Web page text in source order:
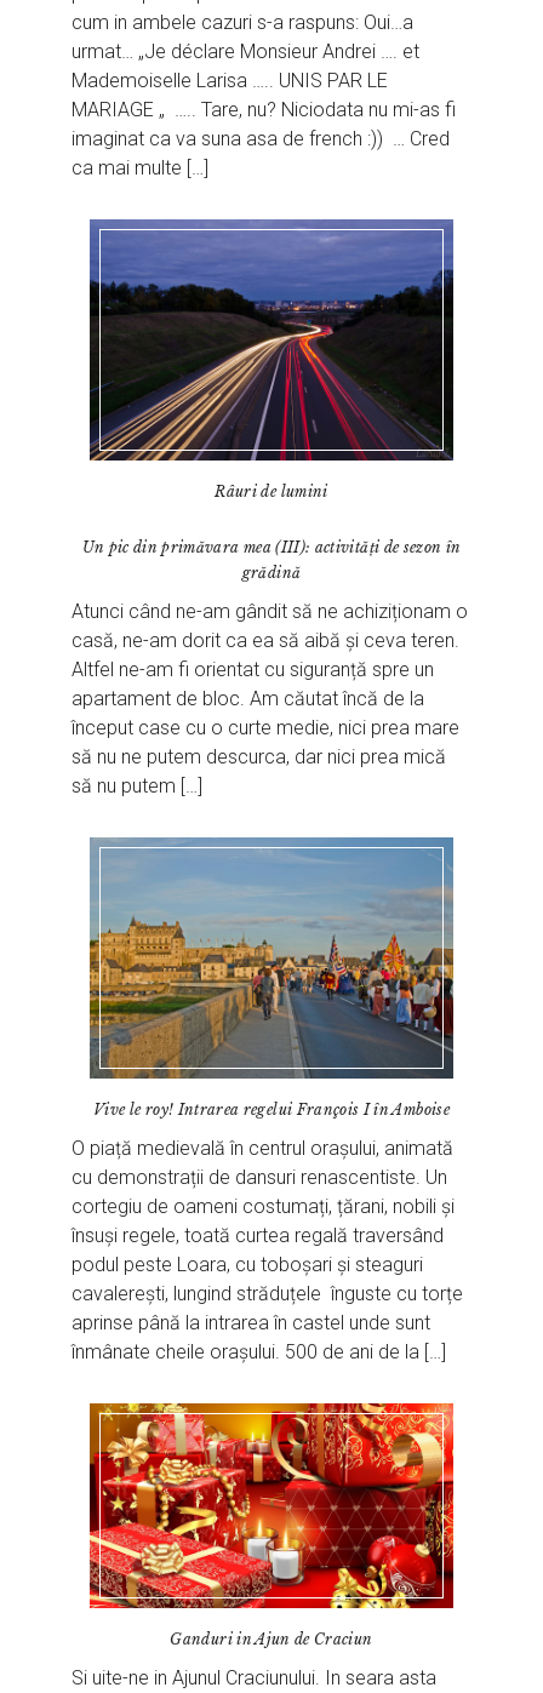
cum in ambele cazuri s-a raspuns: Oui…a
urmat… „Je déclare Monsieur Andrei …. et
Mademoiselle Larisa ….. UNIS PAR LE
MARIAGE „ ….. Tare, nu? Niciodata nu mi-as fi
imaginat ca va suna asa de french :)) … Cred
ca mai multe […]
Râuri de lumini
Un pic din primăvara mea (III): activități de sezon în
grădină
Atunci când ne-am gândit să ne achiziționam o
casă, ne-am dorit ca ea să aibă și ceva teren.
Altfel ne-am fi orientat cu siguranță spre un
apartament de bloc. Am căutat încă de la
început case cu o curte medie, nici prea mare
să nu ne putem descurca, dar nici prea mică
să nu putem […]
Vive le roy! Intrarea regelui François I în Amboise
O piață medievală în centrul orașului, animată
cu demonstrații de dansuri renascentiste. Un
cortegiu de oameni costumați, țărani, nobili și
însuși regele, toată curtea regală traversând
podul peste Loara, cu toboșari și steaguri
cavalerești, lungind străduțele înguste cu torțe
aprinse până la intrarea în castel unde sunt
înmânate cheile orașului. 500 de ani de la […]
Ganduri in Ajun de Craciun
Si uite-ne in Ajunul Craciunului. In seara asta